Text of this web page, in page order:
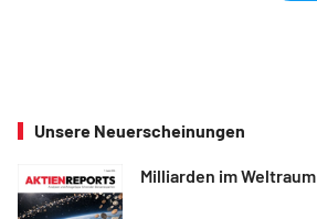
Unsere Neuerscheinungen
Milliarden im Weltraum